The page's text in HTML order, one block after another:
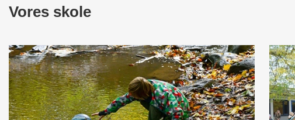
Vores skole